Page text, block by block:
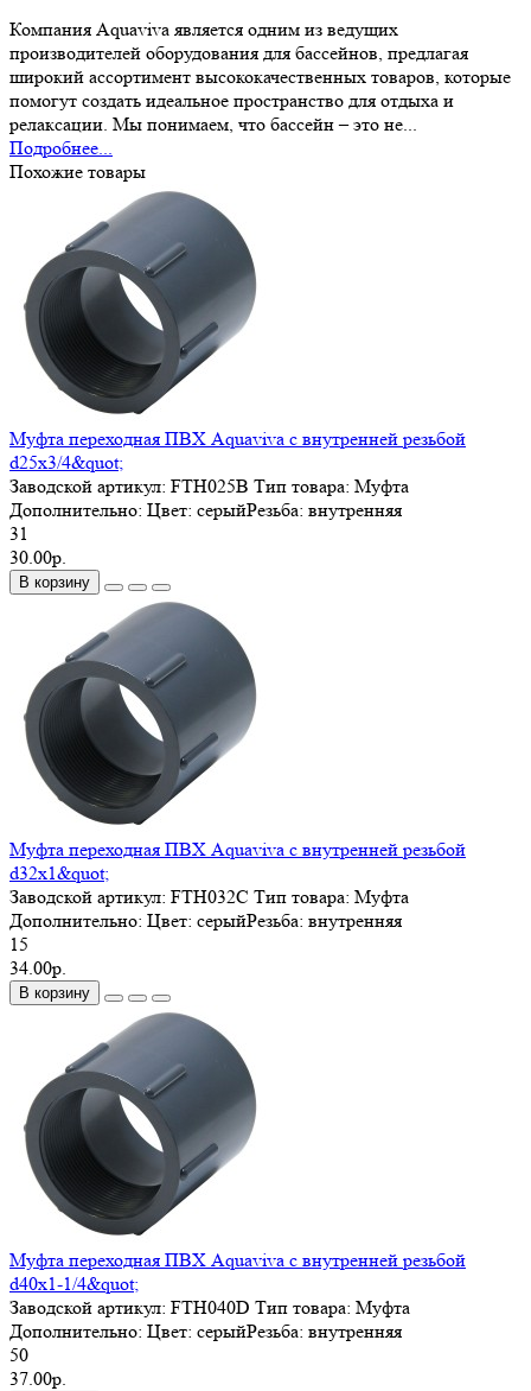
Компания Aquaviva является одним из ведущих
производителей оборудования для бассейнов, предлагая
широкий ассортимент высококачественных товаров, которые
помогут создать идеальное пространство для отдыха и
релаксации. Мы понимаем, что бассейн – это не...
Подробнее...
Похожие товары
Муфта переходная ПВХ Aquaviva с внутренней резьбой
d25х3/4&quot;
Заводской артикул: FTH025B Тип товара: Муфта
Дополнительно: Цвет: серыйРезьба: внутренняя
31
30.00р.
В корзину
Муфта переходная ПВХ Aquaviva с внутренней резьбой
d32х1&quot;
Заводской артикул: FTH032C Тип товара: Муфта
Дополнительно: Цвет: серыйРезьба: внутренняя
15
34.00р.
В корзину
Муфта переходная ПВХ Aquaviva с внутренней резьбой
d40х1-1/4&quot;
Заводской артикул: FTH040D Тип товара: Муфта
Дополнительно: Цвет: серыйРезьба: внутренняя
50
37.00р.